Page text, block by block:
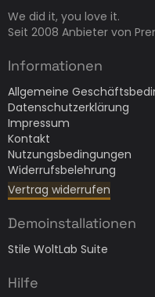
We did it, you love it.
Seit 2008 Anbieter von
Informationen
Allgemeine
Datenschutzerklärung
Impressum
Kontakt
Nutzungsbedingungen
Widerrufsbelehrung
Vertrag widerrufen
Demoinstallationen
Stile WoltLab Suite
Hilfe